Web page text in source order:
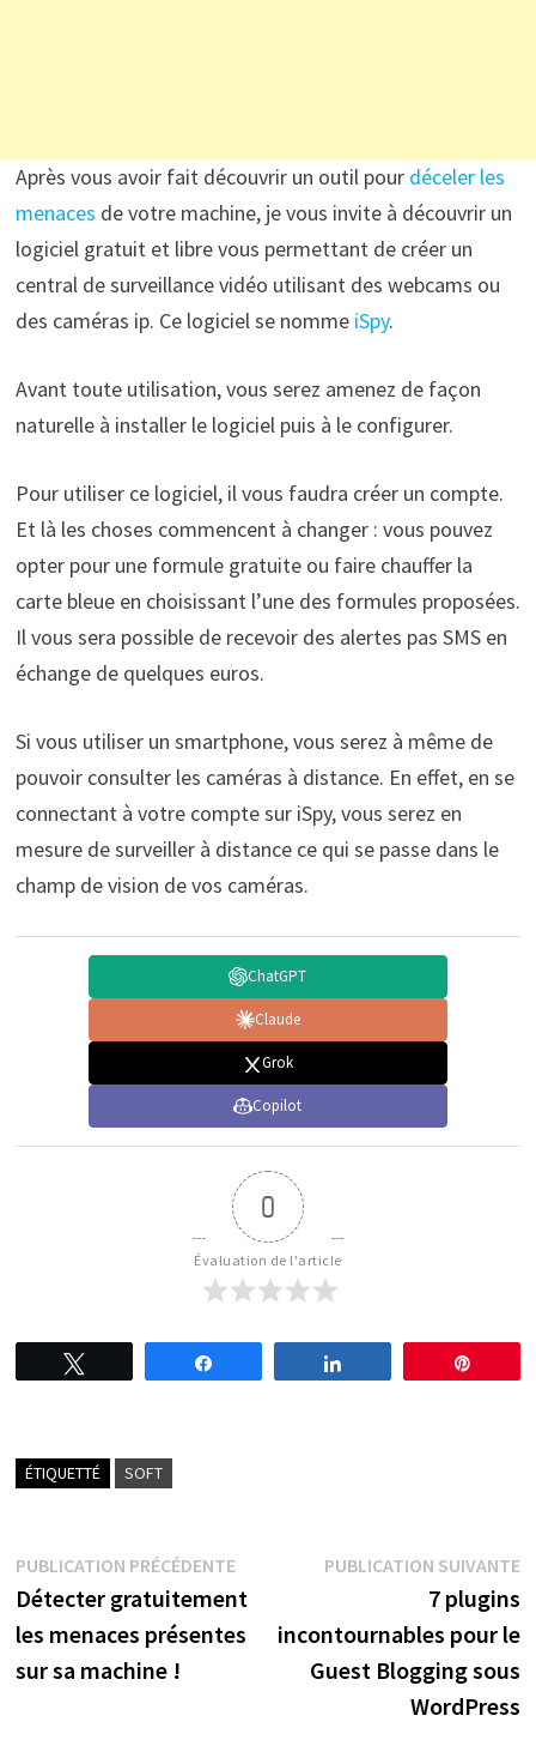
Après vous avoir fait découvrir un outil pour déceler les
menaces de votre machine, je vous invite à découvrir un
logiciel gratuit et libre vous permettant de créer un
central de surveillance vidéo utilisant des webcams ou
des caméras ip. Ce logiciel se nomme iSpy.
Avant toute utilisation, vous serez amenez de façon
naturelle à installer le logiciel puis à le configurer.
Pour utiliser ce logiciel, il vous faudra créer un compte.
Et là les choses commencent à changer : vous pouvez
opter pour une formule gratuite ou faire chauffer la
carte bleue en choisissant l’une des formules proposées.
Il vous sera possible de recevoir des alertes pas SMS en
échange de quelques euros.
Si vous utiliser un smartphone, vous serez à même de
pouvoir consulter les caméras à distance. En effet, en se
connectant à votre compte sur iSpy, vous serez en
mesure de surveiller à distance ce qui se passe dans le
champ de vision de vos caméras.
ChatGPT
Claude
Grok
Copilot
0
Évaluation de l'article
ÉTIQUETTÉ SOFT
Navigation
de
l’article
PUBLICATION PRÉCÉDENTEPublication
précédente :
Détecter gratuitement
les menaces présentes
sur sa machine !
PUBLICATION SUIVANTE
7 plugins
incontournables pour le
Guest Blogging sous
WordPress